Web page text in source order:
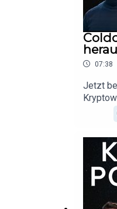
07:38
Jetzt
Alpine